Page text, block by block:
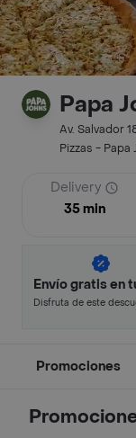
Papa
Av. Salvador
Pizzas - Papa
Delivery
35 min
Envío gratis en
Disfruta de este
Promociones